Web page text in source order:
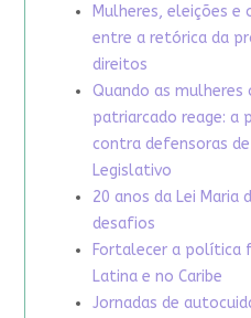
Mulheres, eleições e
entre a retórica da
direitos
Quando as mulheres
patriarcado reage: a
contra defensoras
Legislativo
20 anos da Lei Maria
desafios
Fortalecer a política
Latina e no Caribe
Jornadas de